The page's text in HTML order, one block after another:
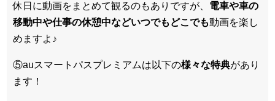
休日に動画をまとめて観るのもありですが、 電車や車の
移動中や仕事の休憩中などいつでもどこでも動画を楽し
めますよ♪
⑤auスマートパスプレミアムは以下の様々な特典があり
ます！